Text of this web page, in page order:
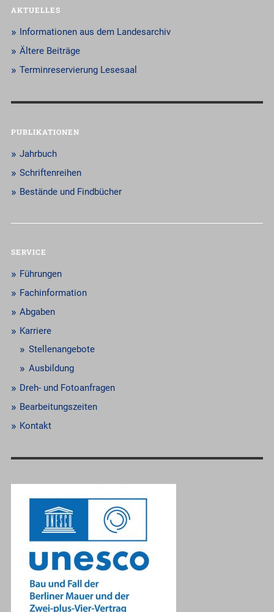
AKTUELLES
Informationen aus dem Landesarchiv
Ältere Beiträge
Terminreservierung Lesesaal
PUBLIKATIONEN
Jahrbuch
Schriftenreihen
Bestände und Findbücher
SERVICE
Führungen
Fachinformation
Abgaben
Karriere
Stellenangebote
Ausbildung
Dreh- und Fotoanfragen
Bearbeitungszeiten
Kontakt